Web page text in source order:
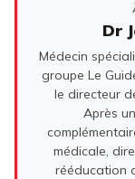
Dr
Médecin
groupe Le
le directeur
Après
médicale,
rééducation